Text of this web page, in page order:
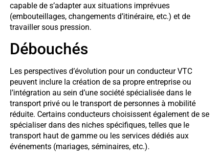
capable de s’adapter aux situations imprévues
(embouteillages, changements d’itinéraire, etc.) et de
travailler sous pression.
Débouchés
Les perspectives d’évolution pour un conducteur VTC
peuvent inclure la création de sa propre entreprise ou
l’intégration au sein d’une société spécialisée dans le
transport privé ou le transport de personnes à mobilité
réduite. Certains conducteurs choisissent également de se
spécialiser dans des niches spécifiques, telles que le
transport haut de gamme ou les services dédiés aux
événements (mariages, séminaires, etc.).